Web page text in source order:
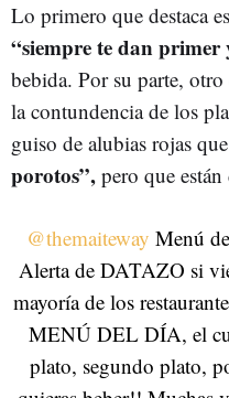
Lo primero que destaca
“siempre te dan primer
bebida. Por su parte, otro
la contundencia de los
guiso de alubias rojas
porotos”, pero que
@themaiteway Menú
Alerta de DATAZO si
mayoría de los
MENÚ DEL DÍA, el
plato, segundo plato,